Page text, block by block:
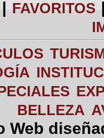
| FAVORITOS
BELLEZA
Web